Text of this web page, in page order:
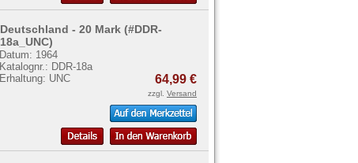
Deutschland - 20 Mark (#DDR-
18a_UNC)
Datum: 1964
Katalognr.: DDR-18a
Erhaltung: UNC
64,99 €
zzgl. Versand